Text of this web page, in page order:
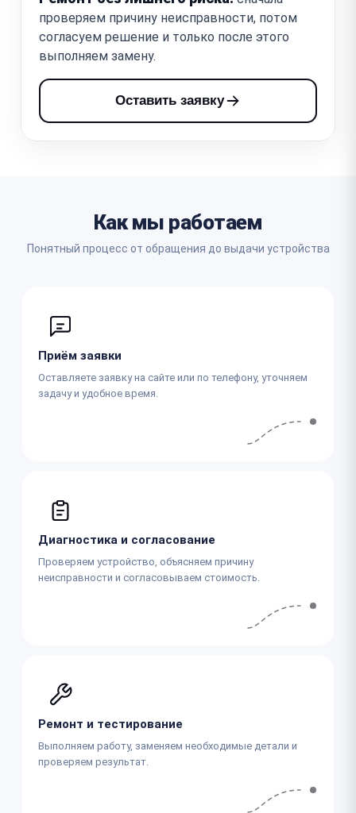
проверяем причину неисправности, потом
согласуем решение и только после этого
выполняем замену.
Оставить заявку
Как мы работаем
Понятный процесс от обращения до выдачи устройства
Приём заявки
Оставляете заявку на сайте или по телефону, уточняем
задачу и удобное время.
Диагностика и согласование
Проверяем устройство, объясняем причину
неисправности и согласовываем стоимость.
Ремонт и тестирование
Выполняем работу, заменяем необходимые детали и
проверяем результат.